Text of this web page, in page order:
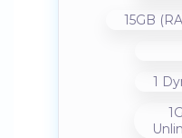
15GB
1